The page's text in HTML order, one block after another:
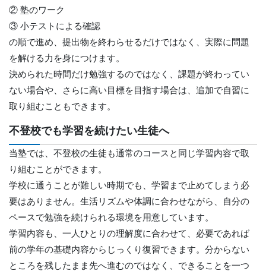
② 塾のワーク
③ 小テストによる確認
の順で進め、提出物を終わらせるだけではなく、実際に問題
を解ける力を身につけます。
決められた時間だけ勉強するのではなく、課題が終わってい
ない場合や、さらに高い目標を目指す場合は、追加で自習に
取り組むこともできます。
不登校でも学習を続けたい生徒へ
当塾では、不登校の生徒も通常のコースと同じ学習内容で取
り組むことができます。
学校に通うことが難しい時期でも、学習まで止めてしまう必
要はありません。生活リズムや体調に合わせながら、自分の
ペースで勉強を続けられる環境を用意しています。
学習内容も、一人ひとりの理解度に合わせて、必要であれば
前の学年の基礎内容からじっくり復習できます。分からない
ところを残したまま先へ進むのではなく、できることを一つ